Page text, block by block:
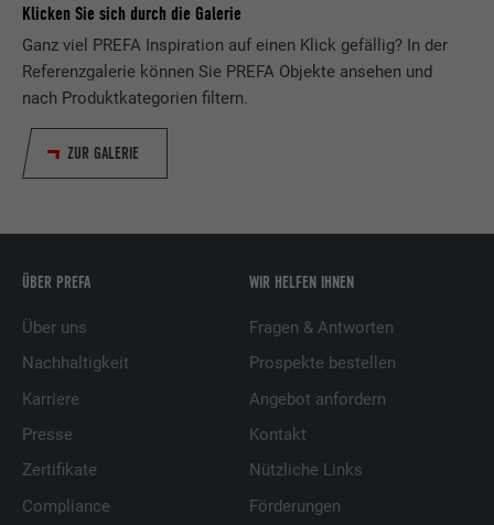
Klicken Sie sich durch die Galerie
Ganz viel PREFA Inspiration auf einen Klick gefällig? In der
Referenzgalerie können Sie PREFA Objekte ansehen und
nach Produktkategorien filtern.
ZUR GALERIE
ÜBER PREFA
Über uns
Nachhaltigkeit
Karriere
Presse
Zertifikate
Compliance
WIR HELFEN IHNEN
Fragen & Antworten
Prospekte bestellen
Angebot anfordern
Kontakt
Nützliche Links
Förderungen